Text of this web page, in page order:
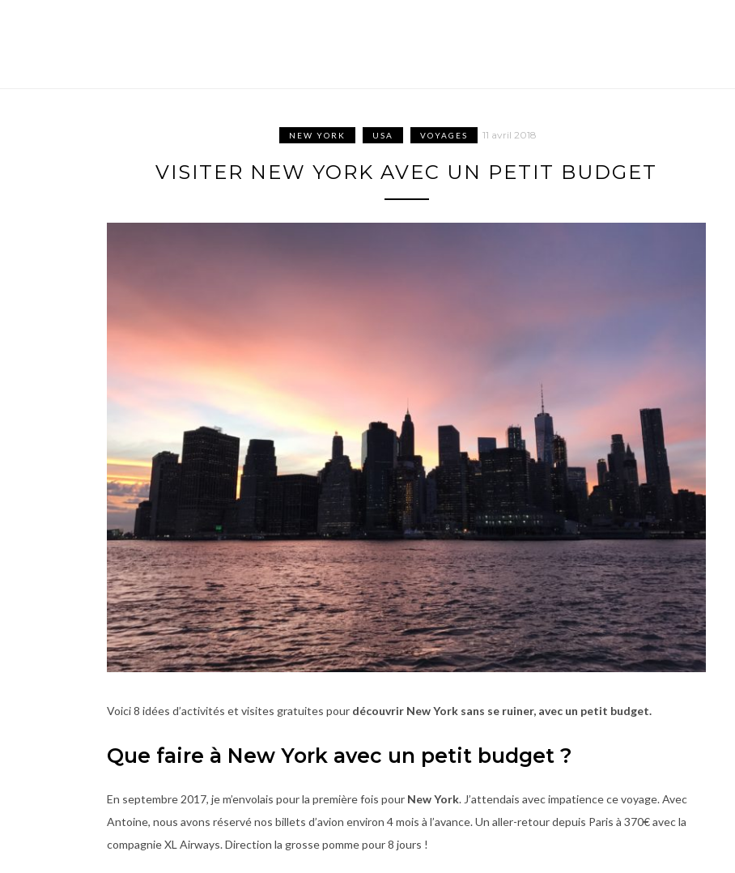
NEW YORK USA VOYAGES 11 avril 2018
VISITER NEW YORK AVEC UN PETIT BUDGET
Voici 8 idées d’activités et visites gratuites pour découvrir New York sans se ruiner, avec un petit budget.
Que faire à New York avec un petit budget ?
En septembre 2017, je m’envolais pour la première fois pour New York. J’attendais avec impatience ce voyage. Avec
Antoine, nous avons réservé nos billets d’avion environ 4 mois à l’avance. Un aller-retour depuis Paris à 370€ avec la
compagnie XL Airways. Direction la grosse pomme pour 8 jours !